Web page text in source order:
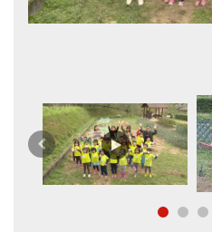
上
一
篇